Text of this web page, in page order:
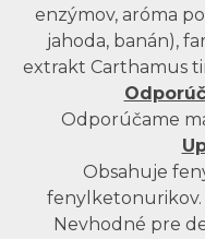
enzýmov, aróma
jahoda, banán),
extrakt Carthamus
Odporúčame
Obsahuje
fenylketonurikov.
Nevhodné pre